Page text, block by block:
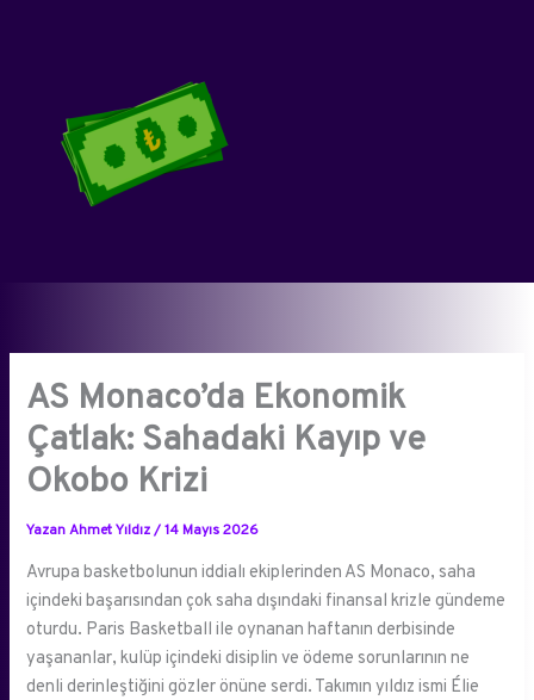
AS Monaco’da Ekonomik
Çatlak: Sahadaki Kayıp ve
Okobo Krizi
Yazan Ahmet Yıldız/14 Mayıs 2026
Avrupa basketbolunun iddialı ekiplerinden AS Monaco, saha
içindeki başarısından çok saha dışındaki finansal krizle gündeme
oturdu. Paris Basketball ile oynanan haftanın derbisinde
yaşananlar, kulüp içindeki disiplin ve ödeme sorunlarının ne
denli derinleştiğini gözler önüne serdi. Takımın yıldız ismi Élie